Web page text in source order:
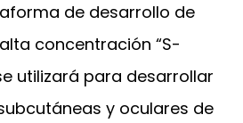
de desarrollo de
concentración “S-
utilizará para desarrollar
y oculares de